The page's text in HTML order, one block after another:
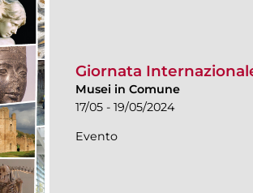
Giornata
Musei in Comune
17/05 - 19/05/2024
Evento